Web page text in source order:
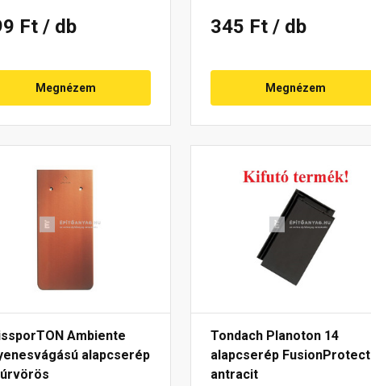
Ft / db
Megnézem
345 Ft / db
Megnézem
Ambiente
alapcserép
Tondach Planoton 14
alapcserép FusionProtect
antracit